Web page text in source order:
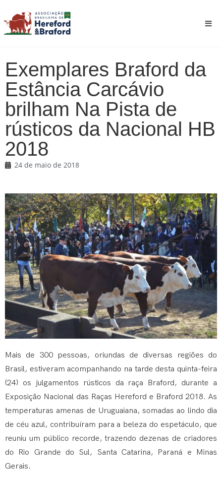
Exemplares Braford da
Estância Carcávio
brilham Na Pista de
rústicos da Nacional HB
2018
24 de maio de 2018
Mais de 300 pessoas, oriundas de diversas regiões do
Brasil, estiveram acompanhando na tarde desta quinta-feira
(24) os julgamentos rústicos da raça Braford, durante a
Exposição Nacional das Raças Hereford e Braford 2018. As
temperaturas amenas de Uruguaiana, somadas ao lindo dia
de céu azul, contribuíram para a beleza do espetáculo, que
reuniu um público recorde, trazendo dezenas de criadores
do Rio Grande do Sul, Santa Catarina, Paraná e Minas
Gerais.